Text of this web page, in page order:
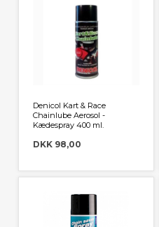
Denicol Kart & Race
Chainlube Aerosol -
Kædespray 400 ml.
DKK 98,00